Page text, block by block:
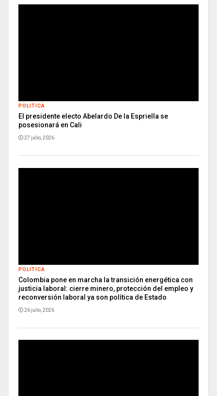
POLITICA
El presidente electo Abelardo De la Espriella se
posesionará en Cali
27 julio, 2026
POLITICA
Colombia pone en marcha la transición energética con
justicia laboral: cierre minero, protección del empleo y
reconversión laboral ya son política de Estado
26 julio, 2026